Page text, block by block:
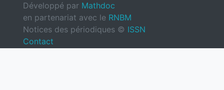
Développé par Mathdoc
en partenariat avec le RNBM
Notices des périodiques © ISSN
Contact